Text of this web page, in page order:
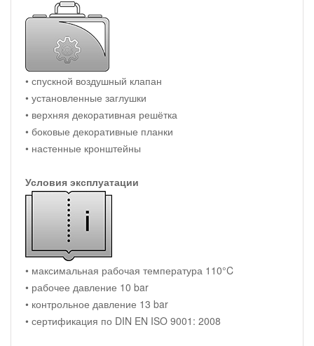
• спускной воздушный клапан
• установленные заглушки
• верхняя декоративная решётка
• боковые декоративные планки
• настенные кронштейны
Условия эксплуатации
• максимальная рабочая температура 110°C
• рабочее давление 10 bar
• контрольное давление 13 bar
• сертификация по DIN EN ISO 9001: 2008